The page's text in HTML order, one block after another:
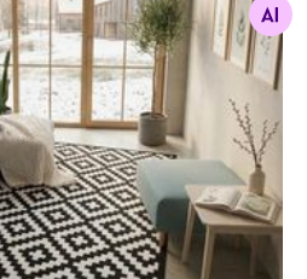
Otsi sarnaseid